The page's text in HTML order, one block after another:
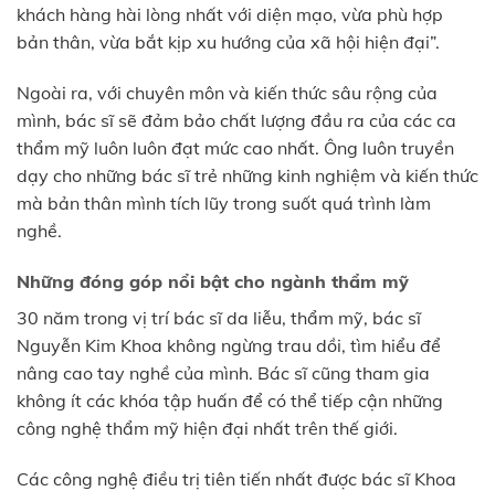
khách hàng hài lòng nhất với diện mạo, vừa phù hợp
bản thân, vừa bắt kịp xu hướng của xã hội hiện đại”.
Ngoài ra, với chuyên môn và kiến thức sâu rộng của
mình, bác sĩ sẽ đảm bảo chất lượng đầu ra của các ca
thẩm mỹ luôn luôn đạt mức cao nhất. Ông luôn truyền
dạy cho những bác sĩ trẻ những kinh nghiệm và kiến thức
mà bản thân mình tích lũy trong suốt quá trình làm
nghề.
Những đóng góp nổi bật cho ngành thẩm mỹ
30 năm trong vị trí bác sĩ da liễu, thẩm mỹ, bác sĩ
Nguyễn Kim Khoa không ngừng trau dồi, tìm hiểu để
nâng cao tay nghề của mình. Bác sĩ cũng tham gia
không ít các khóa tập huấn để có thể tiếp cận những
công nghệ thẩm mỹ hiện đại nhất trên thế giới.
Các công nghệ điều trị tiên tiến nhất được bác sĩ Khoa